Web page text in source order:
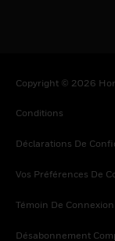
Copyright © 2026
Conditions
Déclarations De
Vos Préférences De
Témoin De Connexion
Désabonnement